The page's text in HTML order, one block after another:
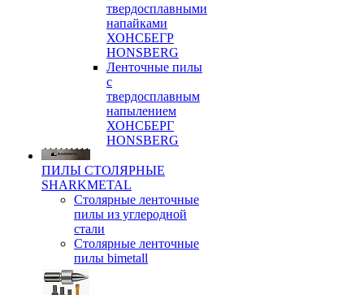
твердосплавными
напайками
ХОНСБЕГР
HONSBERG
Ленточные пилы
с
твердосплавным
напылением
ХОНСБЕРГ
HONSBERG
ПИЛЫ СТОЛЯРНЫЕ
SHARKMETAL
Столярные ленточные
пилы из углеродной
стали
Столярные ленточные
пилы bimetall